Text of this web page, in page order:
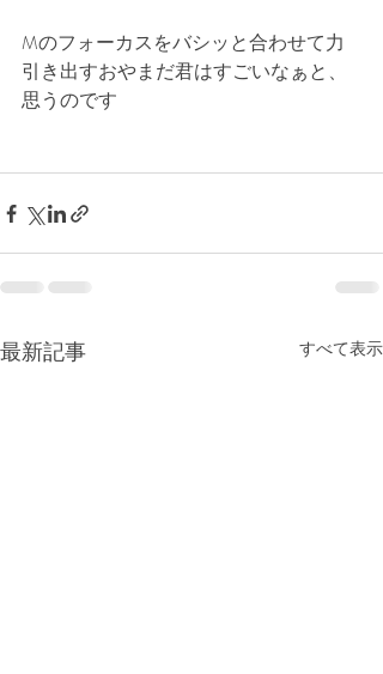
Mのフォーカスをバシッと合わせて力
引き出すおやまだ君はすごいなぁと、
思うのです
最新記事 すべて表示